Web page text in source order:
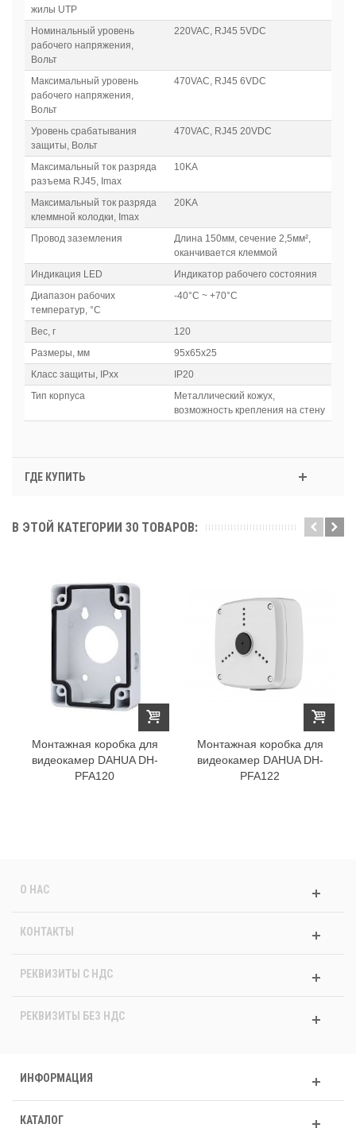
жилы UTP
Номинальный уровень
рабочего напряжения,
Вольт
220VAC, RJ45 5VDC
Максимальный уровень
рабочего напряжения,
Вольт
470VAC, RJ45 6VDC
Уровень срабатывания
защиты, Вольт
470VAC, RJ45 20VDC
Максимальный ток разряда
разъема RJ45, Imax
10KA
Максимальный ток разряда
клеммной колодки, Imax
20KA
Провод заземления
Длина 150мм, сечение 2,5мм²,
оканчивается клеммой
Индикация LED
Индикатор рабочего состояния
Диапазон рабочих
температур, °C
-40°C ~ +70°C
Вес, г
120
Размеры, мм
95х65х25
Класс защиты, IPxx
IP20
Тип корпуса
Металлический кожух,
возможность крепления на стену
ГДЕ КУПИТЬ
В ЭТОЙ КАТЕГОРИИ 30 ТОВАРОВ:
Монтажная коробка для
видеокамер DAHUA DH-
PFA120
Монтажная коробка для
видеокамер DAHUA DH-
PFA122
О НАС
КОНТАКТЫ
РЕКВИЗИТЫ C НДС
РЕКВИЗИТЫ БЕЗ НДС
ИНФОРМАЦИЯ
КАТАЛОГ